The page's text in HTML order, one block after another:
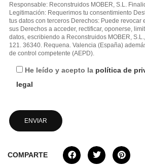
Responsable: Reconstruidos MOBER, S.L.
Legitimación: Requerimos tu consentimiento
tus datos con terceros Derechos: Puede revocar
sus Derechos a acceder, rectificar, oponerse,
datos, escribiendo a Reconstruidos MOBER,
121. 36340. Requena. Valencia (España)
de control competente (AEPD).
He leído y acepto la política de
legal
COMPARTE